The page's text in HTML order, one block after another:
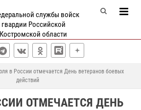
службы войск
Российской
области
в России отмечается День ветеранов боевых
действий
ОТМЕЧАЕТСЯ ДЕНЬ